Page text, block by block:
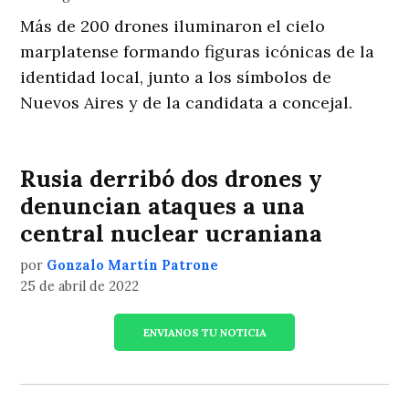
Más de 200 drones iluminaron el cielo
marplatense formando figuras icónicas de la
identidad local, junto a los símbolos de
Nuevos Aires y de la candidata a concejal.
Rusia derribó dos drones y
denuncian ataques a una
central nuclear ucraniana
por Gonzalo Martín Patrone
25 de abril de 2022
ENVIANOS TU NOTICIA